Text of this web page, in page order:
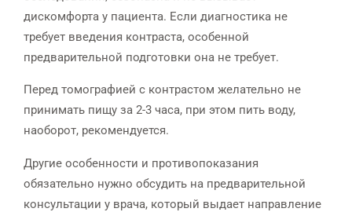
дискомфорта у пациента. Если диагностика не
требует введения контраста, особенной
предварительной подготовки она не требует.
Перед томографией с контрастом желательно не
принимать пищу за 2-3 часа, при этом пить воду,
наоборот, рекомендуется.
Другие особенности и противопоказания
обязательно нужно обсудить на предварительной
консультации у врача, который выдает направление